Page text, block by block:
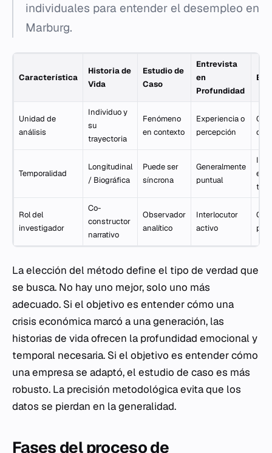
individuales para entender el desempleo en
Marburg.
Característica
Historia de
Vida
Estudio de
Caso
Entrevista
en
Profundidad
Unidad de
análisis
Individuo y
su
trayectoria
Fenómeno
en contexto
Experiencia o
percepción
Temporalidad
Longitudinal
/ Biográfica
Puede ser
síncrona
Generalmente
puntual
en
Rol del
investigador
Co-
constructor
narrativo
Observador
analítico
Interlocutor
activo
La elección del método define el tipo de verdad que
se busca. No hay uno mejor, solo uno más
adecuado. Si el objetivo es entender cómo una
crisis económica marcó a una generación, las
historias de vida ofrecen la profundidad emocional y
temporal necesaria. Si el objetivo es entender cómo
una empresa se adaptó, el estudio de caso es más
robusto. La precisión metodológica evita que los
datos se pierdan en la generalidad.
Fases del proceso de